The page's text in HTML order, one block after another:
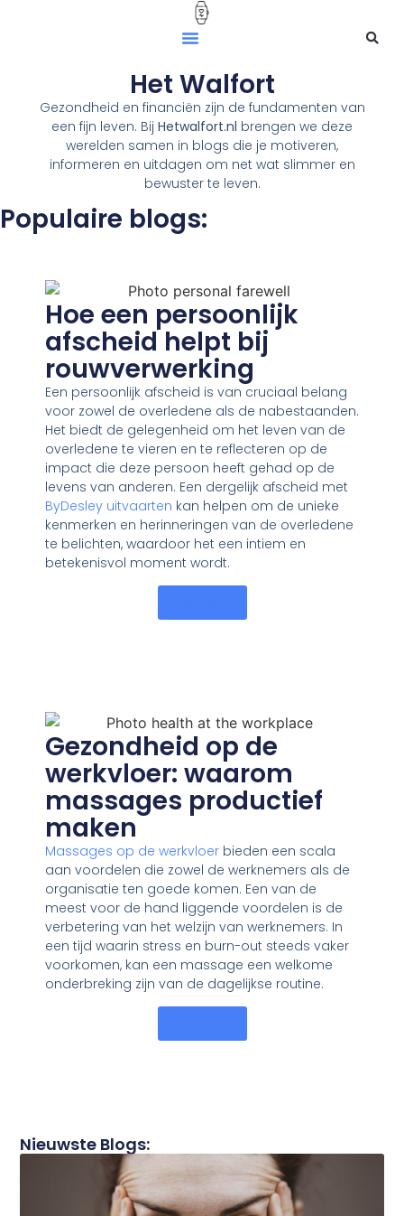
Het Walfort
Gezondheid en financiën zijn de fundamenten van
een fijn leven. Bij Hetwalfort.nl brengen we deze
werelden samen in blogs die je motiveren,
informeren en uitdagen om net wat slimmer en
bewuster te leven.
Populaire blogs:
Hoe een persoonlijk
afscheid helpt bij
rouwverwerking
Een persoonlijk afscheid is van cruciaal belang
voor zowel de overledene als de nabestaanden.
Het biedt de gelegenheid om het leven van de
overledene te vieren en te reflecteren op de
impact die deze persoon heeft gehad op de
levens van anderen. Een dergelijk afscheid met
ByDesley uitvaarten kan helpen om de unieke
kenmerken en herinneringen van de overledene
te belichten, waardoor het een intiem en
betekenisvol moment wordt.
Gezondheid op de
werkvloer: waarom
massages productief
maken
Massages op de werkvloer bieden een scala
aan voordelen die zowel de werknemers als de
organisatie ten goede komen. Een van de
meest voor de hand liggende voordelen is de
verbetering van het welzijn van werknemers. In
een tijd waarin stress en burn-out steeds vaker
voorkomen, kan een massage een welkome
onderbreking zijn van de dagelijkse routine.
Nieuwste Blogs: